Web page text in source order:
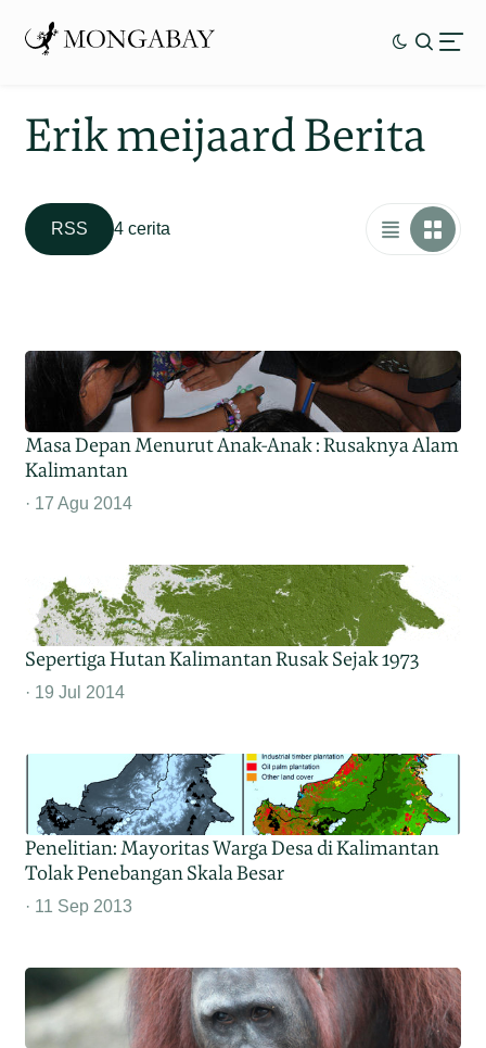
Erik meijaard Berita
RSS 4 cerita
Masa Depan Menurut Anak-Anak : Rusaknya Alam
Kalimantan
17 Agu 2014
Sepertiga Hutan Kalimantan Rusak Sejak 1973
19 Jul 2014
Penelitian: Mayoritas Warga Desa di Kalimantan
Tolak Penebangan Skala Besar
11 Sep 2013